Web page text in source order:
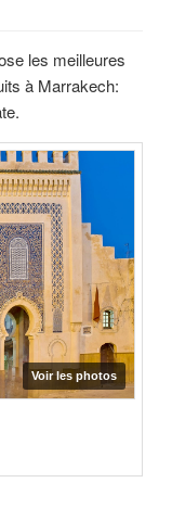
les meilleures
à Marrakech: